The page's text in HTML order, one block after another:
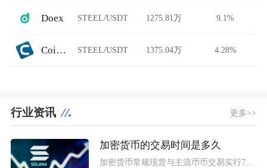
Doex STEEL/USDT 1275.81万 9.1%
Coinut STEEL/USDT 1375.04万 4.28%
行业资讯 更多>>
加密货币的交易时间是多久
加密货币常规现货与主流币币交易实行7天24小时全年不间断交易，一年365天无休市、无开盘收